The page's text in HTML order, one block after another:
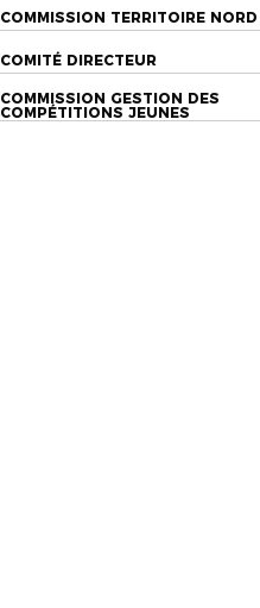
COMMISSION TERRITOIRE NORD
COMITÉ DIRECTEUR
COMMISSION GESTION DES
COMPÉTITIONS JEUNES